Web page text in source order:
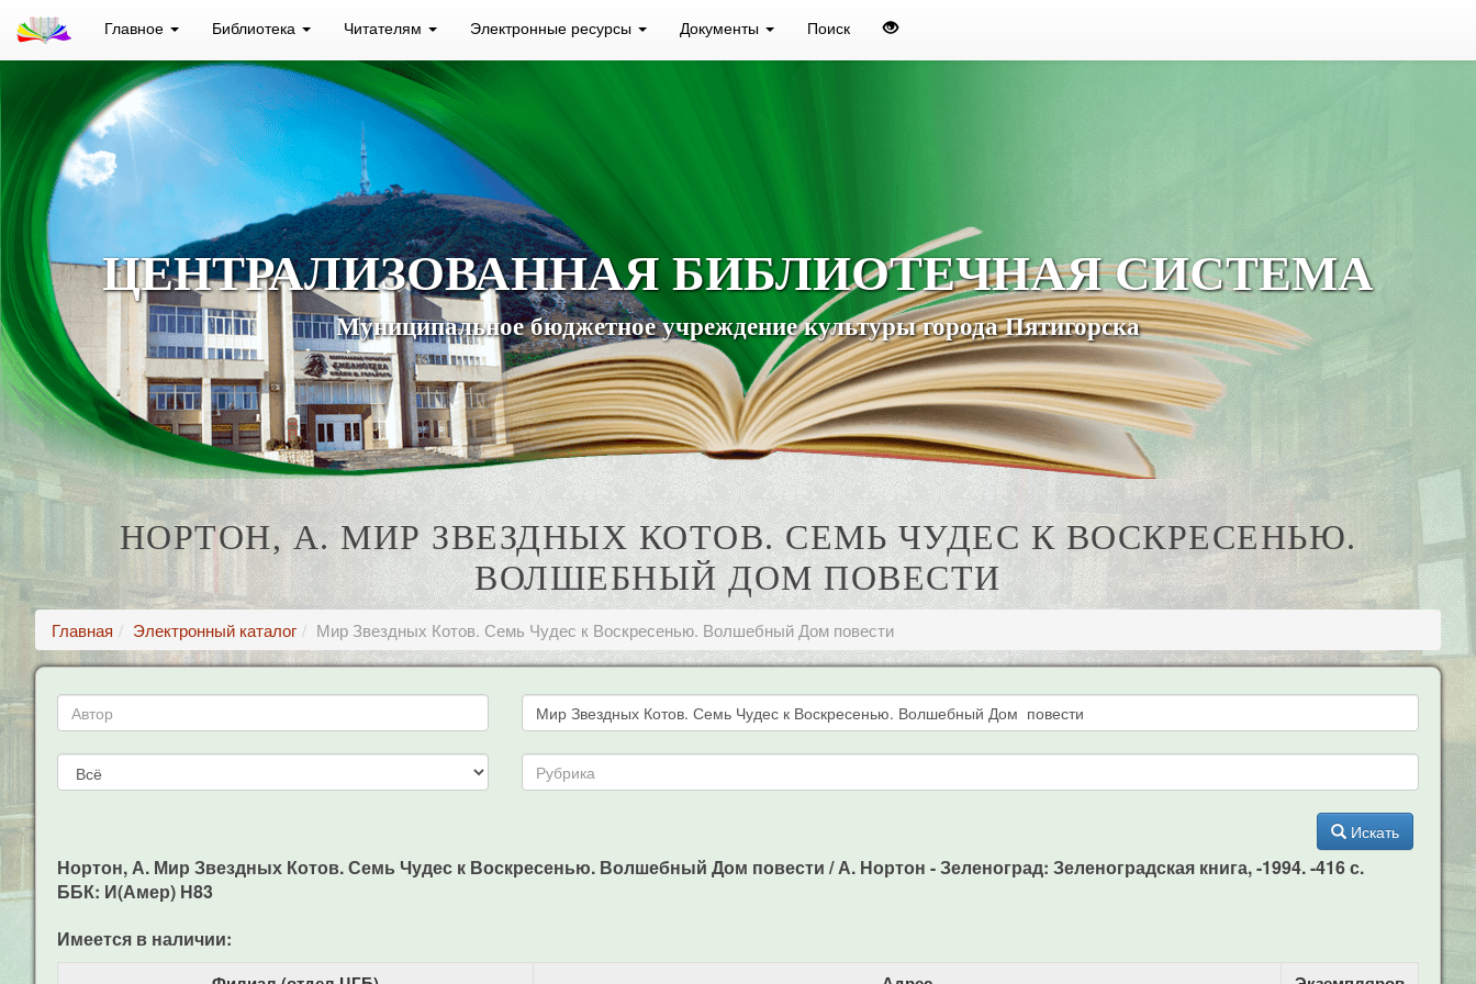
Главное Библиотека Читателям Электронные ресурсы Документы Поиск
ЦЕНТРАЛИЗОВАННАЯ БИБЛИОТЕЧНАЯ СИСТЕМА
Муниципальное бюджетное учреждение культуры города Пятигорска
НОРТОН, А. МИР ЗВЕЗДНЫХ КОТОВ. СЕМЬ ЧУДЕС К ВОСКРЕСЕНЬЮ.
ВОЛШЕБНЫЙ ДОМ ПОВЕСТИ
Главная Электронный каталог Мир Звездных Котов. Семь Чудес к Воскресенью. Волшебный Дом повести
Искать
Нортон, А. Мир Звездных Котов. Семь Чудес к Воскресенью. Волшебный Дом повести / А. Нортон - Зеленоград: Зеленоградская книга, -1994. -416 с.
ББК: И(Амер) Н83
Имеется в наличии: